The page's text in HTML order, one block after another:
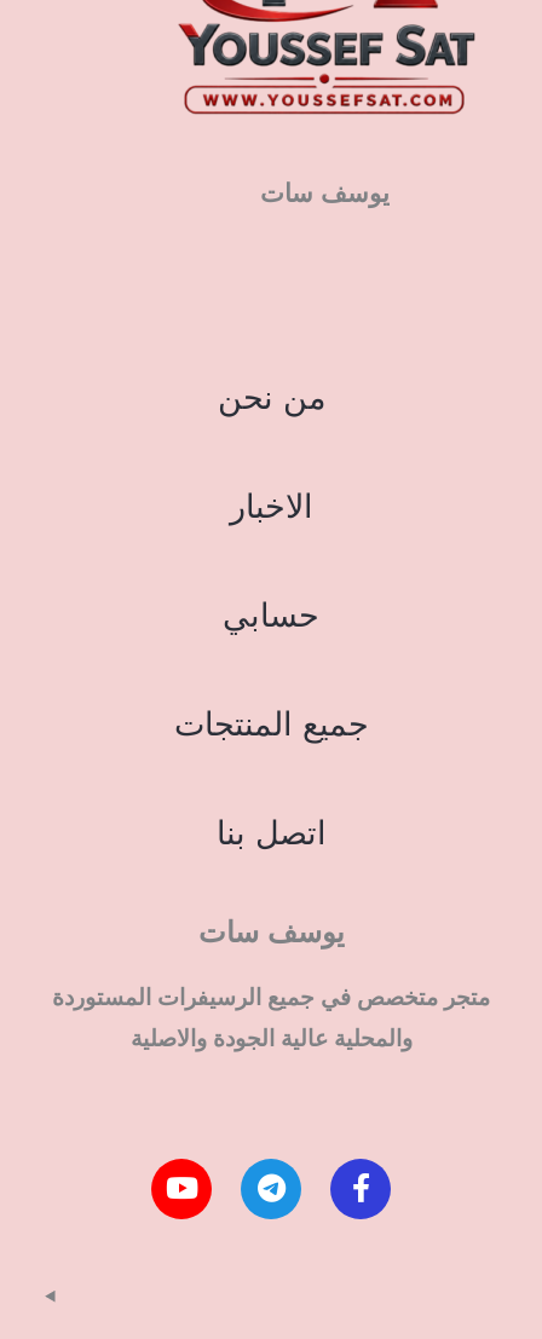
يوسف سات
من نحن
الاخبار
حسابي
جميع المنتجات
اتصل بنا
يوسف سات
متجر متخصص في جميع الرسيفرات المستوردة
والمحلية عالية الجودة والاصلية